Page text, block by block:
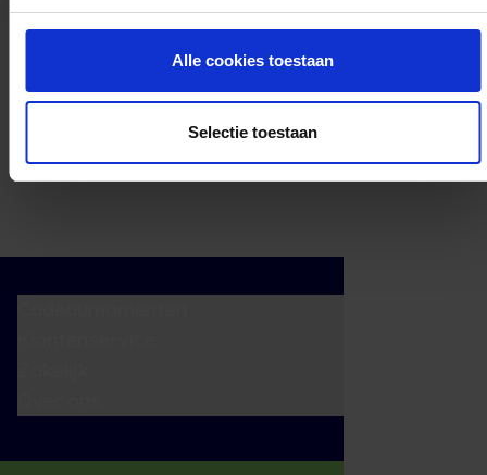
Alle cookies toestaan
Selectie toestaan